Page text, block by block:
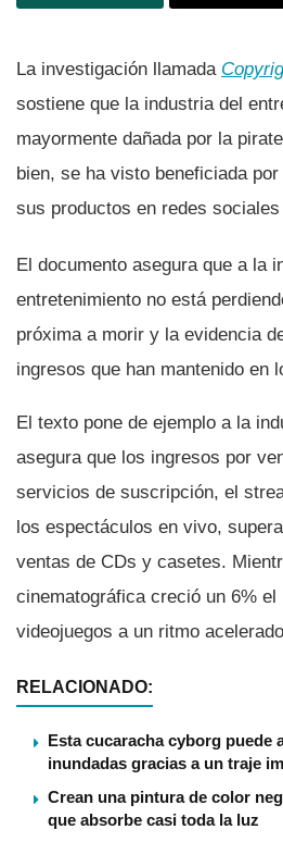
La investigación llamada
sostiene que la industria del
mayormente dañada por la
bien, se ha visto beneficiada
sus productos en redes
El documento asegura que a la
entretenimiento no está
próxima a morir y la evidencia
ingresos que han mantenido en
El texto pone de ejemplo a la
asegura que los ingresos por
servicios de suscripción, el
los espectáculos en vivo,
ventas de CDs y casetes.
cinematográfica creció un 6% el
videojuegos a un ritmo
RELACIONADO:
Esta cucaracha cyborg puede
inundadas gracias a un traje
Crean una pintura de color
que absorbe casi toda la luz